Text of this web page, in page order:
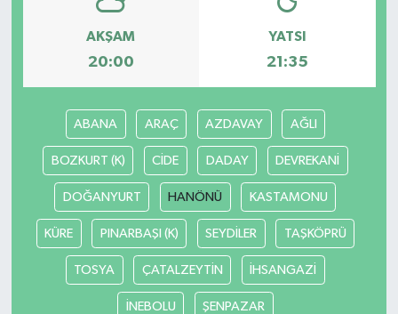
AKŞAM
20:00
YATSI
21:35
ABANA ARAÇ AZDAVAY AĞLI
BOZKURT (K) CİDE DADAY DEVREKANİ
DOĞANYURT HANÖNÜ KASTAMONU
KÜRE PINARBAŞI (K) SEYDİLER TAŞKÖPRÜ
TOSYA ÇATALZEYTİN İHSANGAZİ
İNEBOLU ŞENPAZAR